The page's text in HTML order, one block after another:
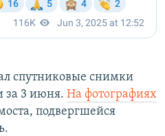
спутниковые снимки
за 3 июня. На фотографиях
подвергшейся